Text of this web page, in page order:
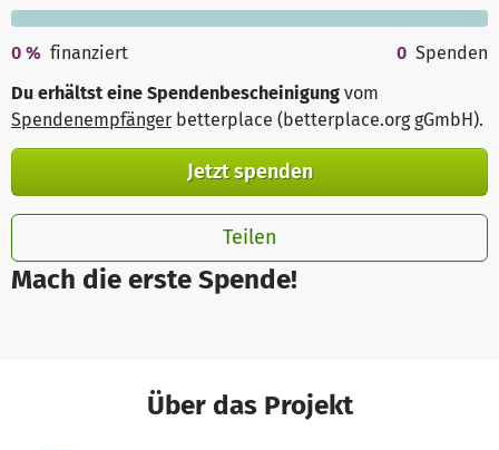
Mach die erste Spende!
0 % finanziert 0 Spenden
Du erhältst eine Spendenbescheinigung vom
Spendenempfänger betterplace (betterplace.org gGmbH).
Jetzt spenden
Teilen
Über das Projekt